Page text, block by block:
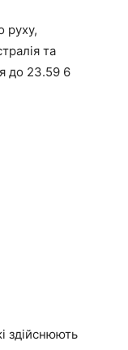
руху,
та
до 23.59 6
здійснюють